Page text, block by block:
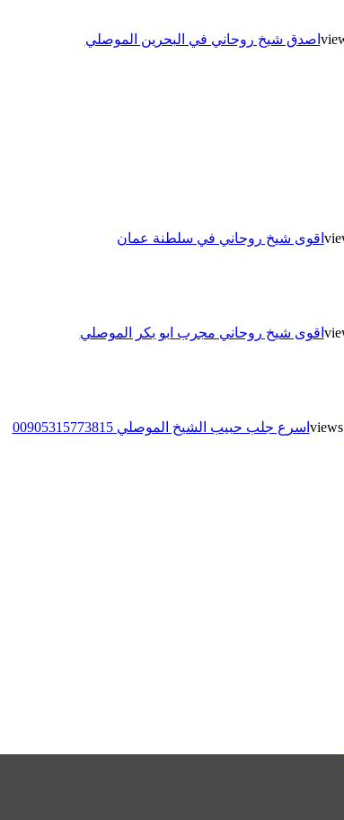
اصدق شيخ روحاني في البحرين الموصلي
اقوى شيخ روحاني في سلطنة عمان
اقوى شيخ روحاني مجرب ابو بكر الموصلي
اسرع جلب حبيب الشيخ الموصلي 00905315773815